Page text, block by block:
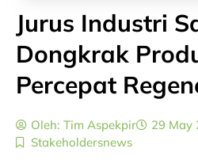
Jurus Industri
Dongkrak
Percepat
Oleh: Tim Aspekpir
29 May
Stakeholdersnews